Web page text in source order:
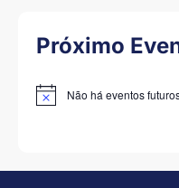
Próximo
Notice Não há eventos